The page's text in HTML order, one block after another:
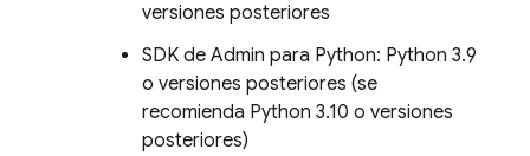
versiones posteriores
SDK de Admin para Python: Python 3.9
o versiones posteriores (se
recomienda Python 3.10 o versiones
posteriores)